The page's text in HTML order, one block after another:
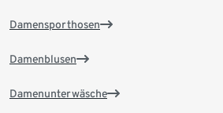
Damensporthosen
Damenblusen
Damenunterwäsche